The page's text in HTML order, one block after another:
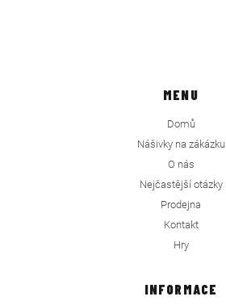
MENU
Domů
Nášivky na zákázku
O nás
Nejčastější otázky
Prodejna
Kontakt
Hry
INFORMACE